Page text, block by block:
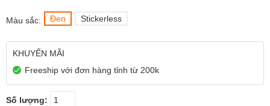
Màu sắc: Đen Stickerless
KHUYẾN MÃI
Freeship với đơn hàng tỉnh từ 200k
Số lượng: